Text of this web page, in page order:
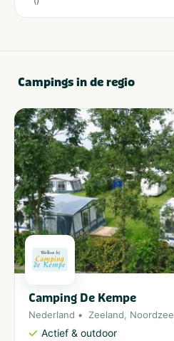
Campings in de regio
Camping De Kempe
Nederland Zeeland, Noordzee
Actief & outdoor